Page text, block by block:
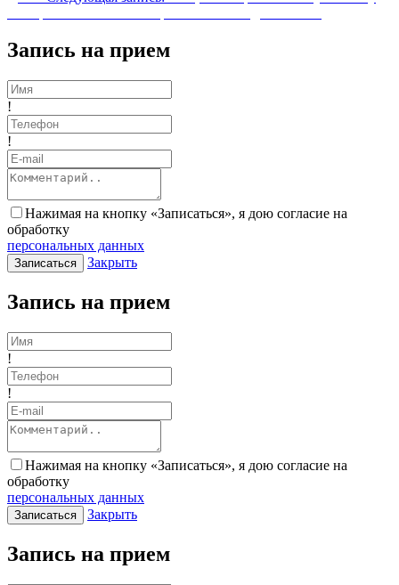
Запись на прием
!
!
Нажимая на кнопку «Записаться», я дою согласие на
обработку
персональных данных
Записаться Закрыть
Запись на прием
!
!
Нажимая на кнопку «Записаться», я дою согласие на
обработку
персональных данных
Записаться Закрыть
Запись на прием